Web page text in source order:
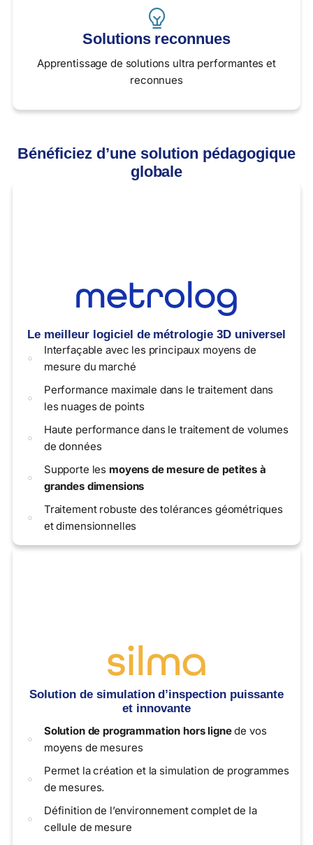
Solutions reconnues
Apprentissage de solutions ultra performantes et
reconnues
Bénéficiez d’une solution pédagogique
globale
Le meilleur logiciel de métrologie 3D universel
Interfaçable avec les principaux moyens de
mesure du marché
Performance maximale dans le traitement dans
les nuages de points
Haute performance dans le traitement de volumes
de données
Supporte les moyens de mesure de petites à
grandes dimensions
Traitement robuste des tolérances géométriques
et dimensionnelles
Solution de simulation d’inspection puissante
et innovante
Solution de programmation hors lignede vos
moyens de mesures
Permet la création et la simulation de programmes
de mesures.
Définition de l’environnement complet de la
cellule de mesure